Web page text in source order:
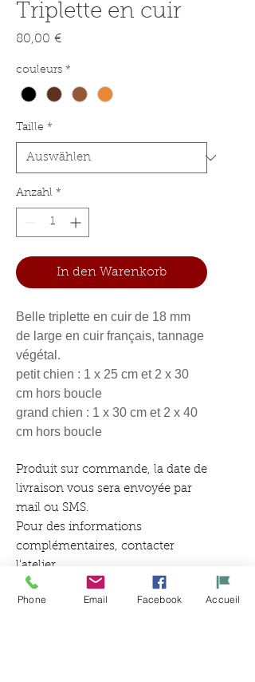
Triplette en cuir
80,00 €Preis
couleurs *
Taille *
Anzahl *
In den Warenkorb
Belle triplette en cuir de 18 mm
de large en cuir français, tannage
végétal.
petit chien : 1 x 25 cm et 2 x 30
cm hors boucle
grand chien : 1 x 30 cm et 2 x 40
cm hors boucle
Produit sur commande, la date de
livraison vous sera envoyée par
mail ou SMS.
Pour des informations
complémentaires, contacter
l'atelier.
Phone Email Facebook Accueil